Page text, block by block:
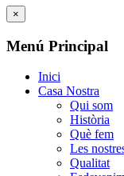
×
Menú Principal
Inici
Casa Nostra
Qui som
Història
Què fem
Les
Qualitat